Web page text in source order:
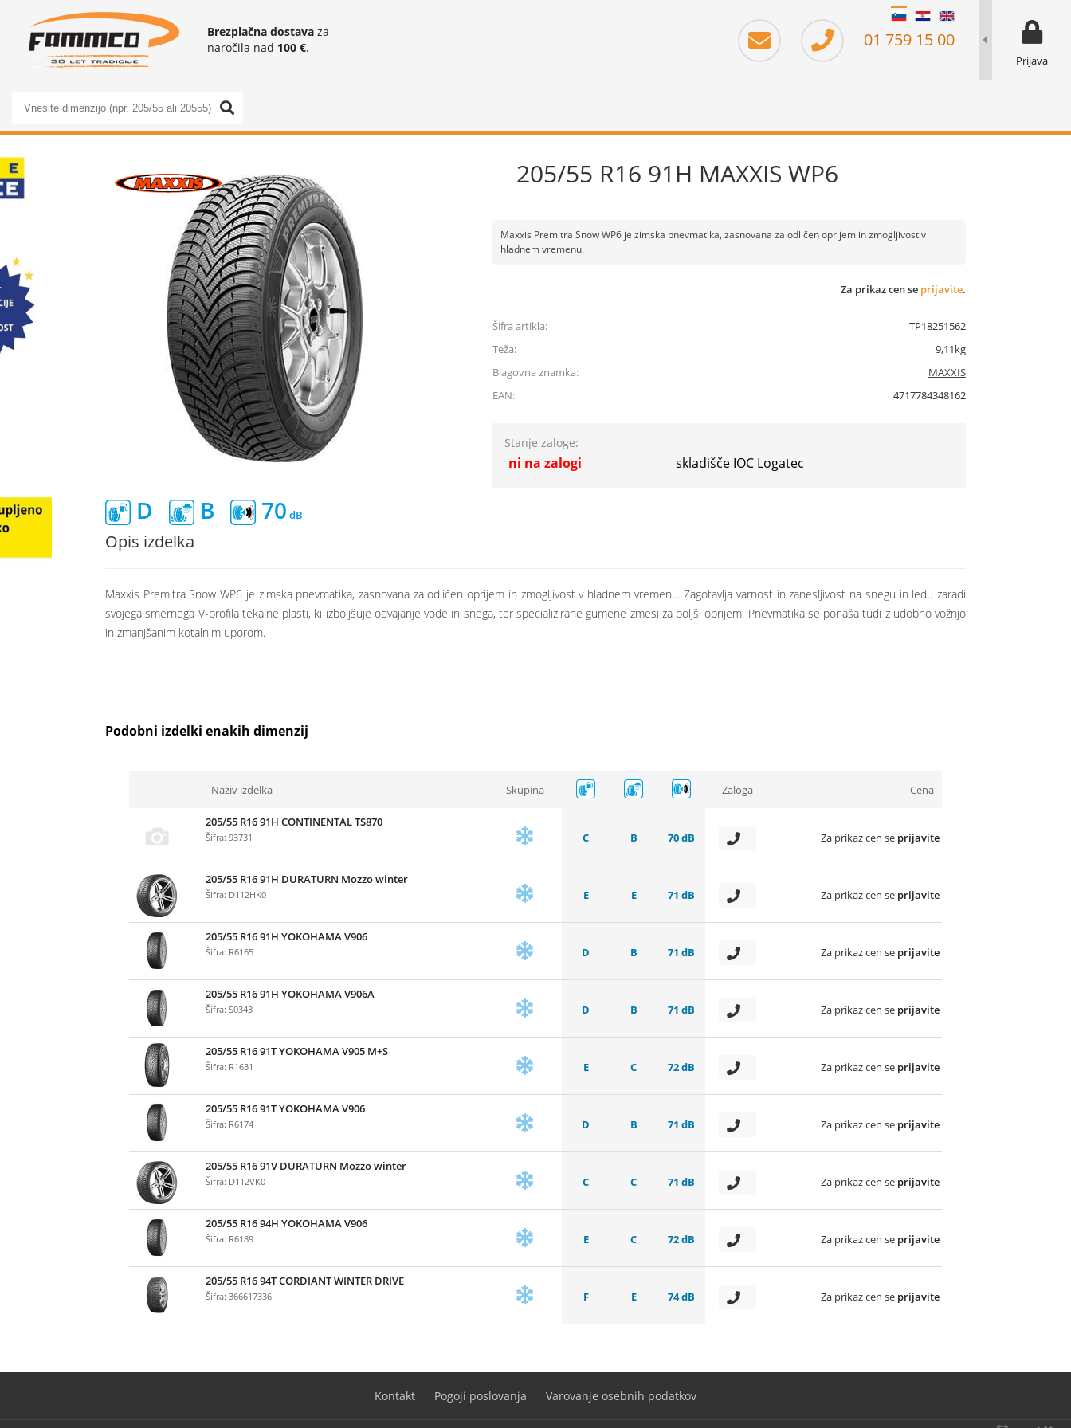
01 759 15 00
prikaz za
Prijava
Brezplačna dostava za
naročila nad 100 €.
205/55 R16 91H MAXXIS WP6
Maxxis Premitra Snow WP6 je zimska pnevmatika, zasnovana za odličen oprijem in zmogljivost v
hladnem vremenu.
Za prikaz cen se prijavite.
Šifra artikla:
TP18251562
Teža:
9,11kg
Blagovna znamka:
MAXXIS
EAN:
4717784348162
Stanje zaloge:
ni na zalogi skladišče IOC Logatec
D B 70
Opis izdelka
Maxxis Premitra Snow WP6 je zimska pnevmatika, zasnovana za odličen oprijem in zmogljivost v hladnem vremenu. Zagotavlja varnost in zanesljivost na snegu in ledu zaradi
svojega smernega V-profila tekalne plasti, ki izboljšuje odvajanje vode in snega, ter specializirane gumene zmesi za boljši oprijem. Pnevmatika se ponaša tudi z udobno vožnjo
in zmanjšanim kotalnim uporom.
Podobni izdelki enakih dimenzij
Naziv izdelka Skupina Zaloga Cena
205/55 R16 91H CONTINENTAL TS870
Šifra: 93731 C B 70 dB Za prikaz cen se prijavite
205/55 R16 91H DURATURN Mozzo winter
Šifra: D112HK0 E E 71 dB Za prikaz cen se prijavite
205/55 R16 91H YOKOHAMA V906
Šifra: R6165 D B 71 dB Za prikaz cen se prijavite
205/55 R16 91H YOKOHAMA V906A
Šifra: S0343 D B 71 dB Za prikaz cen se prijavite
205/55 R16 91T YOKOHAMA V905 M+S
Šifra: R1631 E C 72 dB Za prikaz cen se prijavite
205/55 R16 91T YOKOHAMA V906
Šifra: R6174 D B 71 dB Za prikaz cen se prijavite
205/55 R16 91V DURATURN Mozzo winter
Šifra: D112VK0 C C 71 dB Za prikaz cen se prijavite
205/55 R16 94H YOKOHAMA V906
Šifra: R6189 E C 72 dB Za prikaz cen se prijavite
205/55 R16 94T CORDIANT WINTER DRIVE
Šifra: 366617336 F E 74 dB Za prikaz cen se prijavite
Kontakt Pogoji poslovanja Varovanje osebnih podatkov